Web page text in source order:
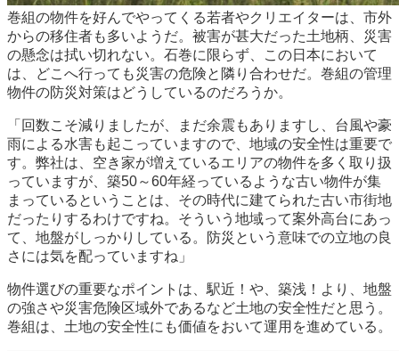
巻組の物件を好んでやってくる若者やクリエイターは、市外
からの移住者も多いようだ。被害が甚大だった土地柄、災害
の懸念は拭い切れない。石巻に限らず、この日本において
は、どこへ行っても災害の危険と隣り合わせだ。巻組の管理
物件の防災対策はどうしているのだろうか。
「回数こそ減りましたが、まだ余震もありますし、台風や豪
雨による水害も起こっていますので、地域の安全性は重要で
す。弊社は、空き家が増えているエリアの物件を多く取り扱
っていますが、築50～60年経っているような古い物件が集
まっているということは、その時代に建てられた古い市街地
だったりするわけですね。そういう地域って案外高台にあっ
て、地盤がしっかりしている。防災という意味での立地の良
さには気を配っていますね」
物件選びの重要なポイントは、駅近！や、築浅！より、地盤
の強さや災害危険区域外であるなど土地の安全性だと思う。
巻組は、土地の安全性にも価値をおいて運用を進めている。